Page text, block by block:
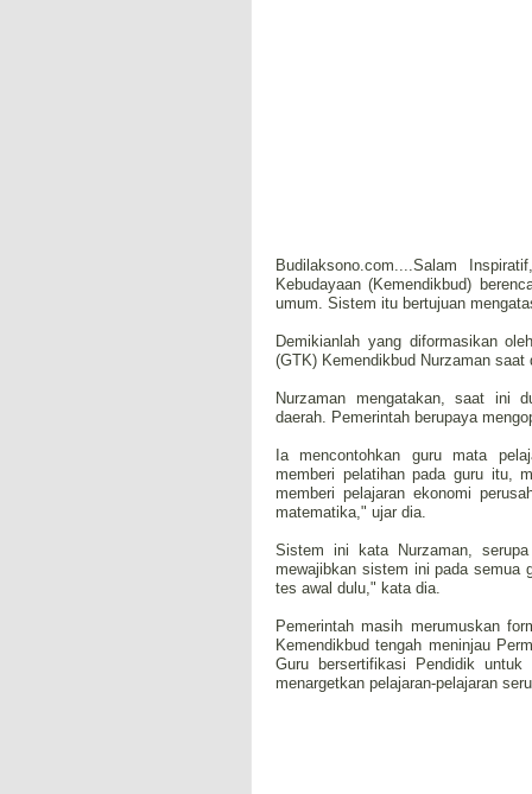
Budilaksono.com....Salam
Kebudayaan (Kemendikbud)
umum. Sistem itu bertujuan
Demikianlah yang diformasikan
(GTK) Kemendikbud Nurzaman
Nurzaman mengatakan, saat ini
daerah. Pemerintah berupaya
Ia mencontohkan guru mata
memberi pelatihan pada guru itu,
memberi pelajaran ekonomi
matematika," ujar dia.
Sistem ini kata Nurzaman,
mewajibkan sistem ini pada semua
tes awal dulu," kata dia.
Pemerintah masih merumuskan
Kemendikbud tengah meninjau
Guru bersertifikasi Pendidik
menargetkan pelajaran-pelajaran